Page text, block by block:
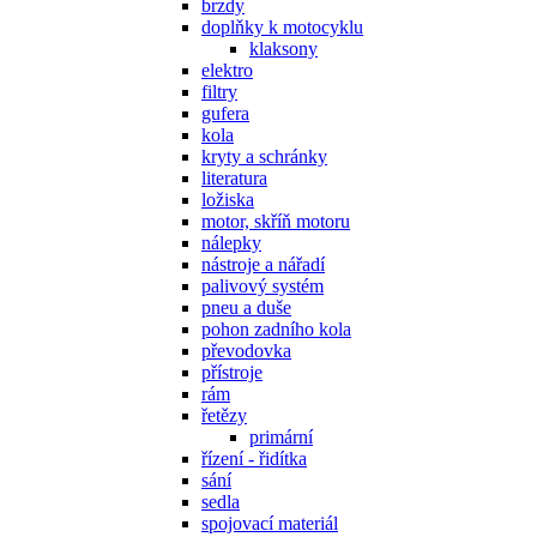
brzdy
doplňky k motocyklu
klaksony
elektro
filtry
gufera
kola
kryty a schránky
literatura
ložiska
motor, skříň motoru
nálepky
nástroje a nářadí
palivový systém
pneu a duše
pohon zadního kola
převodovka
přístroje
rám
řetězy
primární
řízení - řidítka
sání
sedla
spojovací materiál